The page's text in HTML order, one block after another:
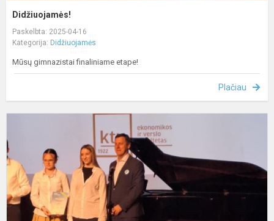
Didžiuojamės!
Paskelbta: 2025-04-16
Kategorija: Didžiuojamės
Mūsų gimnazistai finaliniame etape!
Plačiau